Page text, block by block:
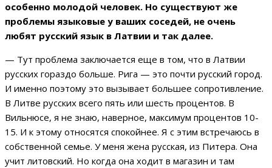
особенно молодой человек. Но существуют же
проблемы языковые у ваших соседей, не очень
любят русский язык в Латвии и так далее.
— Тут проблема заключается еще в том, что в Латвии
русских гораздо больше. Рига — это почти русский город.
И именно поэтому это вызывает большее сопротивление.
В Литве русских всего пять или шесть процентов. В
Вильнюсе, я не знаю, наверное, максимум процентов 10-
15. И к этому относятся спокойнее. Я с этим встречаюсь в
собственной семье. У меня жена русская, из Питера. Она
учит литовский. Но когда она ходит в магазин и там